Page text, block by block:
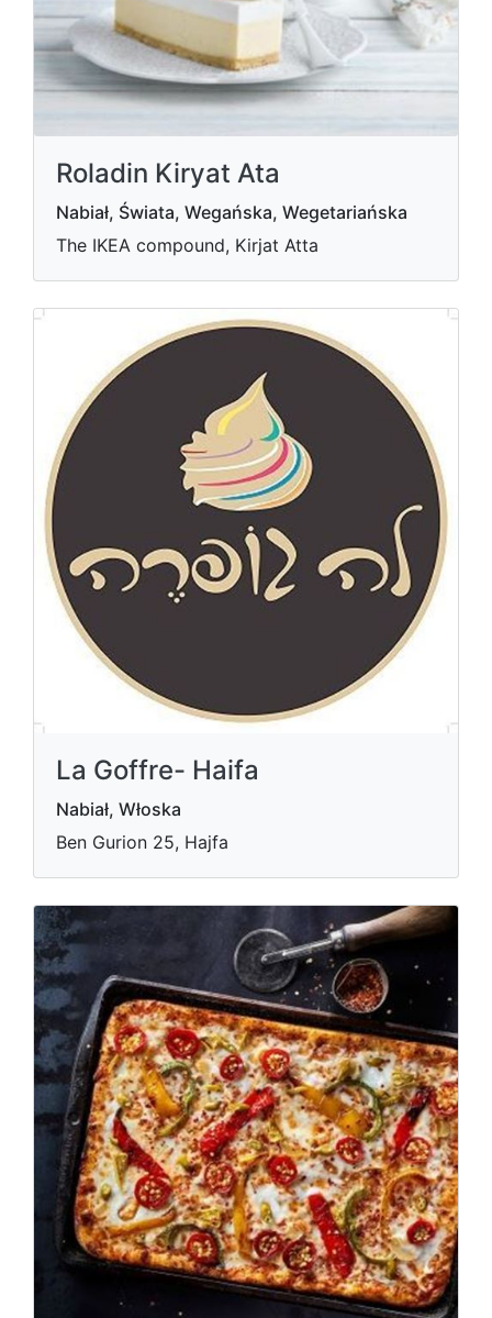
Roladin Kiryat Ata
Nabiał, Świata, Wegańska, Wegetariańska
The IKEA compound, Kirjat Atta
La Goffre- Haifa
Nabiał, Włoska
Ben Gurion 25, Hajfa